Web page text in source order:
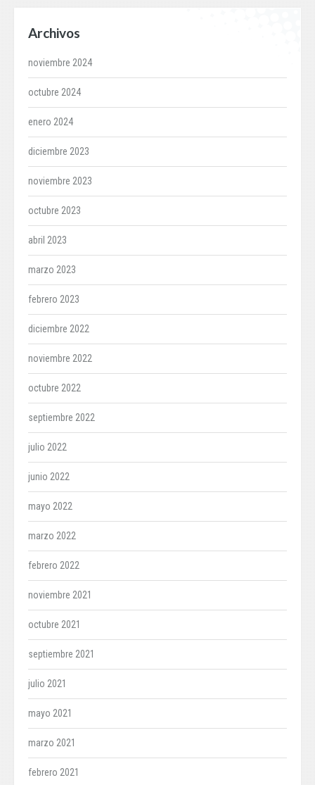
Archivos
noviembre 2024
octubre 2024
enero 2024
diciembre 2023
noviembre 2023
octubre 2023
abril 2023
marzo 2023
febrero 2023
diciembre 2022
noviembre 2022
octubre 2022
septiembre 2022
julio 2022
junio 2022
mayo 2022
marzo 2022
febrero 2022
noviembre 2021
octubre 2021
septiembre 2021
julio 2021
mayo 2021
marzo 2021
febrero 2021